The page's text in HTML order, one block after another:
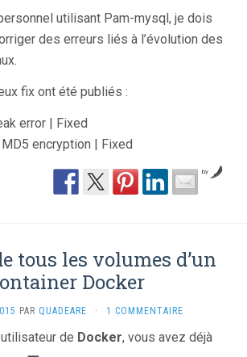
utilisant Pam-mysql, je dois
des erreurs liés à l’évolution des
fix ont été publiés :
error | Fixed
encryption | Fixed
by
tous les volumes d’un
Docker
PAR QUADEARE · 1 COMMENTAIRE
de Docker, vous avez déjà